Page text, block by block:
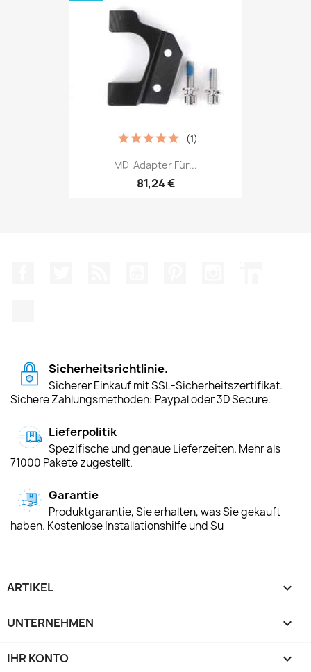
MD-Adapter Für...
81,24 €
(1)
Sicherheitsrichtlinie.
Sicherer Einkauf mit SSL-Sicherheitszertifikat.
Sichere Zahlungsmethoden: Paypal oder 3D Secure.
Lieferpolitik
Spezifische und genaue Lieferzeiten. Mehr als
71000 Pakete zugestellt.
Garantie
Produktgarantie, Sie erhalten, was Sie gekauft
haben. Kostenlose Installationshilfe und Su
ARTIKEL 
UNTERNEHMEN 
IHR KONTO 